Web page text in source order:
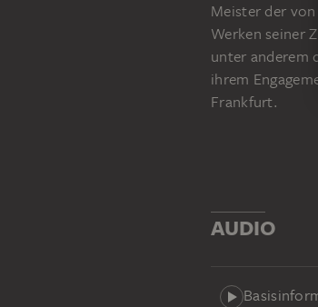
Meister der
Werken seiner
unter anderem
ihrem
Frankfurt.
AUDIO